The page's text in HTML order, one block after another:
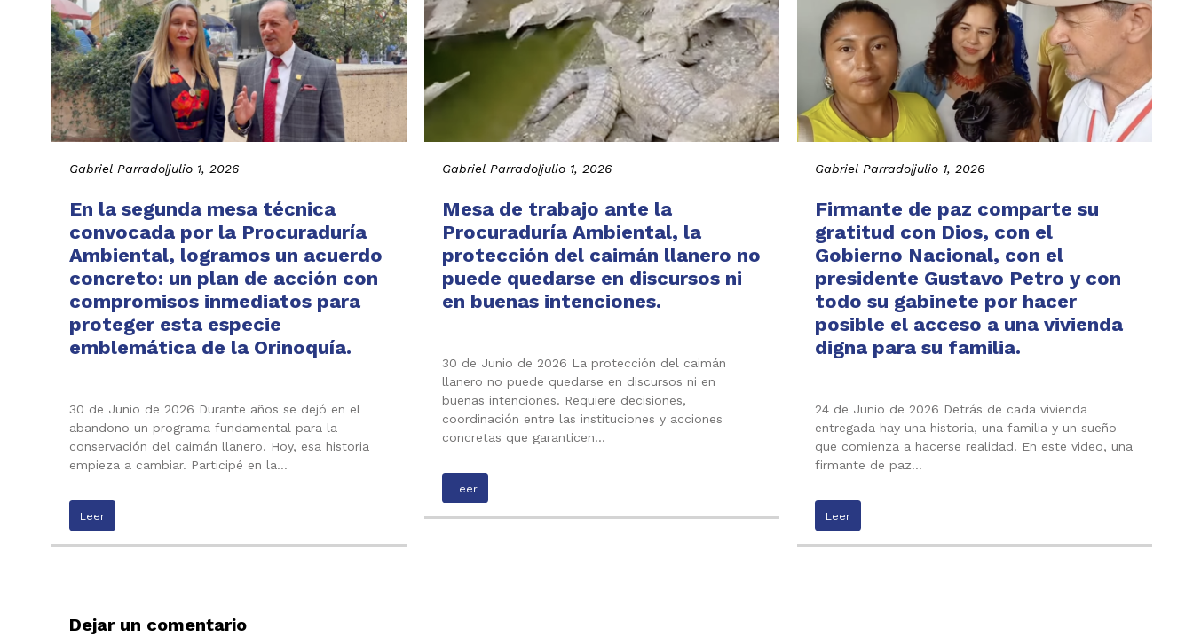
Gabriel Parrado|julio 1, 2026
En la segunda mesa técnica
convocada por la Procuraduría
Ambiental, logramos un acuerdo
concreto: un plan de acción con
compromisos inmediatos para
proteger esta especie
emblemática de la Orinoquía.
30 de Junio de 2026 Durante años se dejó en el
abandono un programa fundamental para la
conservación del caimán llanero. Hoy, esa historia
empieza a cambiar. Participé en la…
Leer
Gabriel Parrado|julio 1, 2026
Mesa de trabajo ante la
Procuraduría Ambiental, la
protección del caimán llanero no
puede quedarse en discursos ni
en buenas intenciones.
30 de Junio de 2026 La protección del caimán
llanero no puede quedarse en discursos ni en
buenas intenciones. Requiere decisiones,
coordinación entre las instituciones y acciones
concretas que garanticen…
Leer
Gabriel Parrado|julio 1, 2026
Firmante de paz comparte su
gratitud con Dios, con el
Gobierno Nacional, con el
presidente Gustavo Petro y con
todo su gabinete por hacer
posible el acceso a una vivienda
digna para su familia.
24 de Junio de 2026 Detrás de cada vivienda
entregada hay una historia, una familia y un sueño
que comienza a hacerse realidad. En este video, una
firmante de paz…
Leer
Dejar un comentario